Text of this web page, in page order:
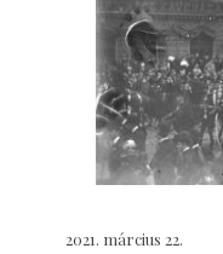
2021. március 22.